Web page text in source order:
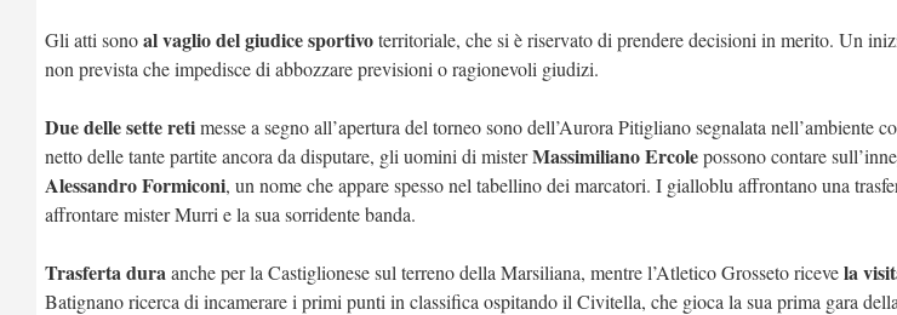
Gli atti sonoal vaglio del giudice sportivoterritoriale, che si è riservato di prendere decisioni in merito. Un
non prevista che impedisce di abbozzare previsioni o ragionevoli giudizi.
Due delle sette retimesse a segno all’apertura del torneo sono dell’Aurora Pitigliano segnalata nell’ambiente
netto delle tante partite ancora da disputare, gli uomini di misterMassimiliano Ercolepossono contare
Alessandro Formiconi, un nome che appare spesso nel tabellino dei marcatori. I gialloblu affrontano una
affrontare mister Murri e la sua sorridente banda.
Trasferta duraanche per la Castiglionese sul terreno della Marsiliana, mentre l’Atletico Grosseto ricevela
Batignano ricerca di incamerare i primi punti in classifica ospitando il Civitella, che gioca la sua prima gara